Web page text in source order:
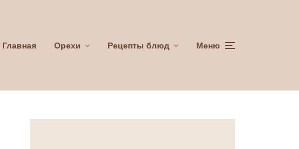
Главная Орехи Рецепты блюд Меню